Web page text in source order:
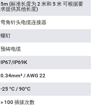
5m (标准长度为 2 米和 5 米 可根据要
求提供其他长度)
弯角针头电缆连接器
螺钉
预铸电缆
IP67/IP69K
0.34mm² / AWG 22
-25 °C / 90°C
> 100 插拔次数